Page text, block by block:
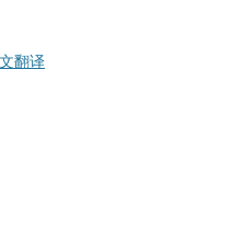
翻译